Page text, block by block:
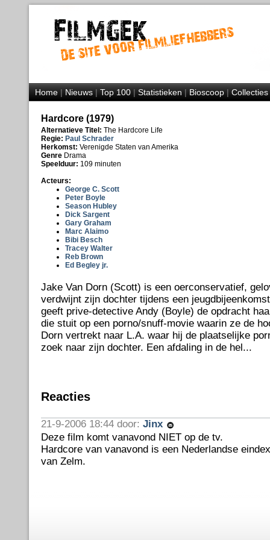
Home|Nieuws|Top 100|Statistieken|Bioscoop|Collecties
Hardcore (1979)
Alternatieve Titel: The Hardcore Life
Regie: Paul Schrader
Herkomst: Verenigde Staten van Amerika
Genre Drama
Speelduur: 109 minuten
Acteurs:
George C. Scott
Peter Boyle
Season Hubley
Dick Sargent
Gary Graham
Marc Alaimo
Bibi Besch
Tracey Walter
Reb Brown
Ed Begley jr.
Jake Van Dorn (Scott) is een oerconservatief,
verdwijnt zijn dochter tijdens een
geeft prive-detective Andy (Boyle) de opdracht
die stuit op een porno/snuff-movie waarin ze de
Dorn vertrekt naar L.A. waar hij de plaatselijke
zoek naar zijn dochter. Een afdaling in de hel...
Reacties
21-9-2006 18:44 door: Jinx
Deze film komt vanavond NIET op de tv.
Hardcore van vanavond is een Nederlandse
van Zelm.